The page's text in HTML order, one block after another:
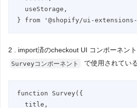
} from '@shopify/ui-
2 . import済のcheckout UI コンポーネン
Surveyコンポーネント で使用されてい
function Survey({